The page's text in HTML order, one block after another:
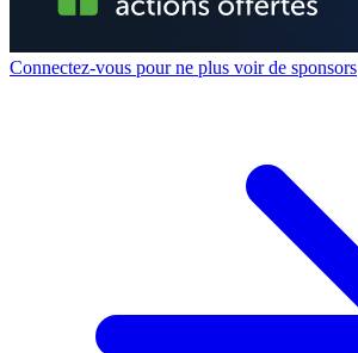
Connectez-vous pour ne plus voir de sponsors